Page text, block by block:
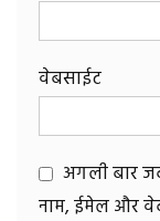
वेबसाईट
अगली बार
नाम, ईमेल और